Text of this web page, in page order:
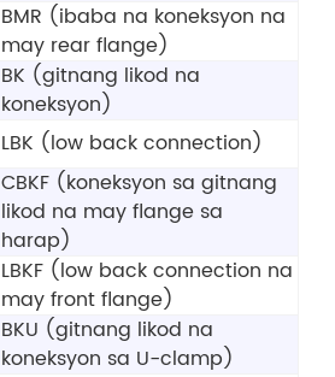
BMR (ibaba na koneksyon na
may rear flange)
BK (gitnang likod na
koneksyon)
LBK (low back connection)
CBKF (koneksyon sa gitnang
likod na may flange sa
harap)
LBKF (low back connection na
may front flange)
BKU (gitnang likod na
koneksyon sa U-clamp)